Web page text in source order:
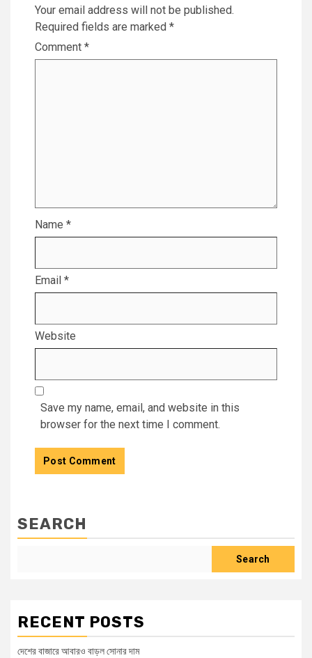
Your email address will not be published.
Required fields are marked *
Comment *
Name *
Email *
Website
Save my name, email, and website in this
browser for the next time I comment.
SEARCH
Search
RECENT POSTS
দেশের বাজারে আবারও বাড়ল সোনার দাম